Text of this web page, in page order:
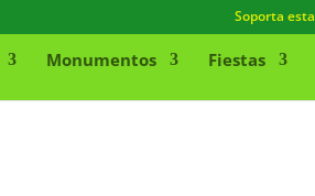
Soporta
Monumentos Fiestas